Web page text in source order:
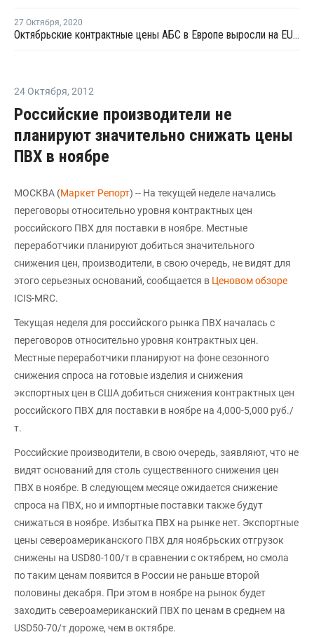
27 Октября, 2020
Октябрьские контрактные цены АБС в Европе выросли на EUR20 за тонну
24 Октября, 2012
Российские производители не
планируют значительно снижать цены
ПВХ в ноябре
МОСКВА (Маркет Репорт) -- На текущей неделе начались
переговоры относительно уровня контрактных цен
российского ПВХ для поставки в ноябре. Местные
переработчики планируют добиться значительного
снижения цен, производители, в свою очередь, не видят для
этого серьезных оснований, сообщается в Ценовом обзоре
ICIS-MRC.
Текущая неделя для российского рынка ПВХ началась с
переговоров относительно уровня контрактных цен.
Местные переработчики планируют на фоне сезонного
снижения спроса на готовые изделия и снижения
экспортных цен в США добиться снижения контрактных цен
российского ПВХ для поставки в ноябре на 4,000-5,000 руб./
т.
Российские производители, в свою очередь, заявляют, что не
видят оснований для столь существенного снижения цен
ПВХ в ноябре. В следующем месяце ожидается снижение
спроса на ПВХ, но и импортные поставки также будут
снижаться в ноябре. Избытка ПВХ на рынке нет. Экспортные
цены североамериканского ПВХ для ноябрьских отгрузок
снижены на USD80-100/т в сравнении с октябрем, но смола
по таким ценам появится в России не раньше второй
половины декабря. При этом в ноябре на рынок будет
заходить североамериканский ПВХ по ценам в среднем на
USD50-70/т дороже, чем в октябре.